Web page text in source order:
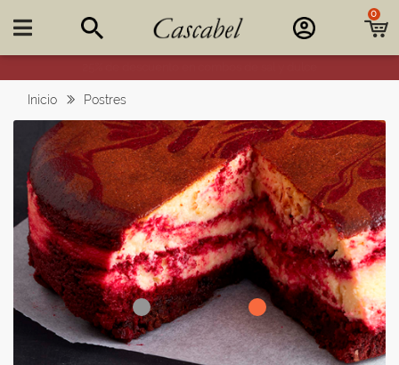

0
Inicio Postres